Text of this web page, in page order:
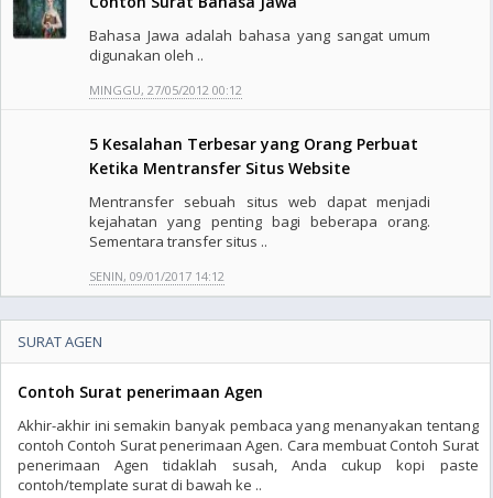
Bahasa Jawa adalah bahasa yang sangat umum
digunakan oleh ..
MINGGU, 27/05/2012 00:12
5 Kesalahan Terbesar yang Orang Perbuat
Ketika Mentransfer Situs Website
Mentransfer sebuah situs web dapat menjadi
kejahatan yang penting bagi beberapa orang.
Sementara transfer situs ..
SENIN, 09/01/2017 14:12
SURAT AGEN
Contoh Surat penerimaan Agen
Akhir-akhir ini semakin banyak pembaca yang menanyakan tentang
contoh Contoh Surat penerimaan Agen. Cara membuat Contoh Surat
penerimaan Agen tidaklah susah, Anda cukup kopi paste
contoh/template surat di bawah ke ..